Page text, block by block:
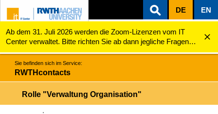
ZUM INHALTSBEREICH
ZUR HAUPTNAVIGATION
ZUR SUCHE
DE EN
Ab dem 31. Juli 2026 werden die Zoom-Lizenzen vom IT
Center verwaltet. Bitte richten Sie ab dann jegliche Fragen
zu den Zoom-Lizenzen (z.B. Probleme mit dem Login) an
servicedesk@itc.rwth-aachen.de.
RWTHcontacts Rolle "Verwaltung Organisation"
Sie befinden sich im Service:
RWTHcontacts
Rolle "Verwaltung Organisation"